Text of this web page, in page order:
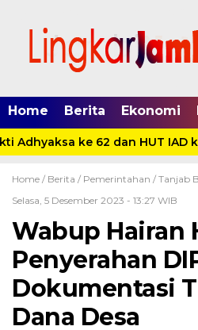
Home Berita Ekonomi
Adhyaksa ke 62 dan HUT IAD
Home / Berita / Pemerintahan / Tanjab
Selasa, 5 Desember 2023 - 13:27 WIB
Wabup Hairan
Penyerahan
Dokumentasi
Dana Desa